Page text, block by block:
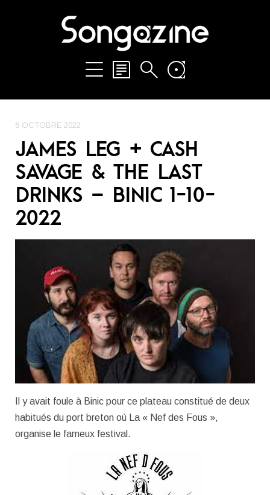
6 OCTOBRE 2022
JAMES LEG + CASH
SAVAGE & THE LAST
DRINKS – BINIC 1-10-
2022
Il y avait foule à Binic pour ce plateau constitué de deux
habitués du port breton où La « Nef des Fous »,
organise le fameux festival.